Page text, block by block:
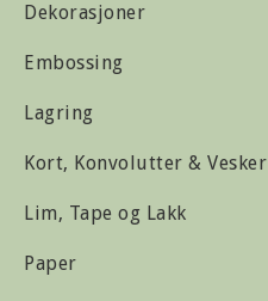
Dekorasjoner
Embossing
Lagring
Kort, Konvolutter & Vesker
Lim, Tape og Lakk
Paper